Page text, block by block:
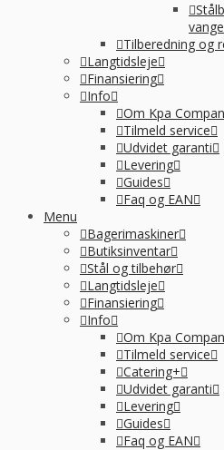
Tilberedning og
Langtidsleje
Finansiering
Info
Om Kpa
Tilmeld service
Udvidet garanti
Levering
Guides
Faq og EAN
Menu
Bagerimaskiner
Butiksinventar
Stål og tilbehør
Langtidsleje
Finansiering
Info
Om Kpa
Tilmeld service
Catering+
Udvidet garanti
Levering
Guides
Faq og EAN